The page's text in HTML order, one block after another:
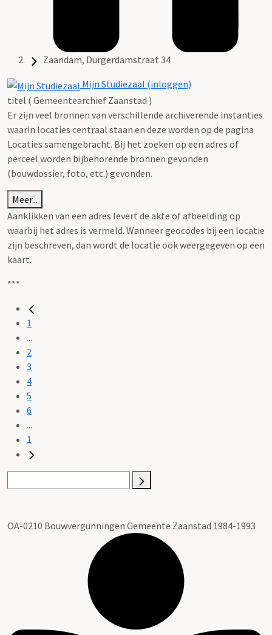
Zaandam, Durgerdamstraat 34
Mijn Studiezaal (inloggen)
titel ( Gemeentearchief Zaanstad )
Er zijn veel bronnen van verschillende archiverende instanties
waarin locaties centraal staan en deze worden op de pagina
Locaties samengebracht. Bij het zoeken op een adres of
perceel worden bijbehorende bronnen gevonden
(bouwdossier, foto, etc.) gevonden.
Meer...
Aanklikken van een adres levert de akte of afbeelding op
waarbij het adres is vermeld. Wanneer geocodes bij een locatie
zijn beschreven, dan wordt de locatie ook weergegeven op een
kaart.
***
1
...
2
3
4
5
6
...
1
OA-0210 Bouwvergunningen Gemeente Zaanstad 1984-1993